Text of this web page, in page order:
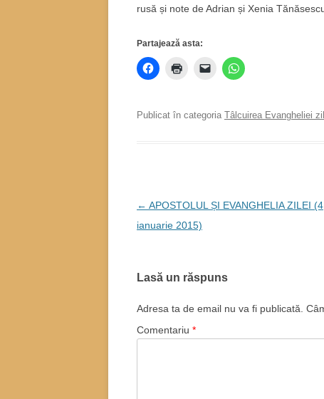
rusă și note de Adrian și Xenia
Partajează asta:
Publicat în categoria Tâlcuirea Evangheliei
Navigare
în
← APOSTOLUL ȘI EVANGHELIA ZILEI (4
ianuarie 2015)
Lasă un răspuns
Adresa ta de email nu va fi publicată.
Comentariu *